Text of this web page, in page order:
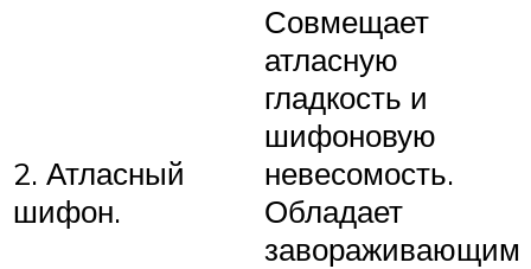
2. Атласный
шифон.
Совмещает
атласную
гладкость и
шифоновую
невесомость.
Обладает
завораживающим